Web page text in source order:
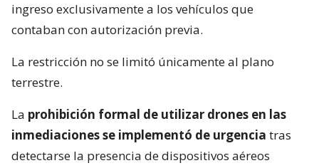
ingreso exclusivamente a los vehículos que
contaban con autorización previa.
La restricción no se limitó únicamente al plano
terrestre.
La prohibición formal de utilizar drones en las
inmediaciones se implementó de urgencia tras
detectarse la presencia de dispositivos aéreos